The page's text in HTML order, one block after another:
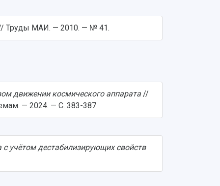
Труды МАИ. — 2010. — № 41.
движении космического аппарата //
— 2024. — С. 383-387
учётом дестабилизирующих свойств